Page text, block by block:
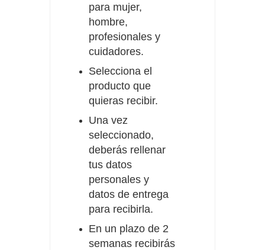
para mujer,
hombre,
profesionales y
cuidadores.
Selecciona el
producto que
quieras recibir.
Una vez
seleccionado,
deberás rellenar
tus datos
personales y
datos de entrega
para recibirla.
En un plazo de 2
semanas recibirás